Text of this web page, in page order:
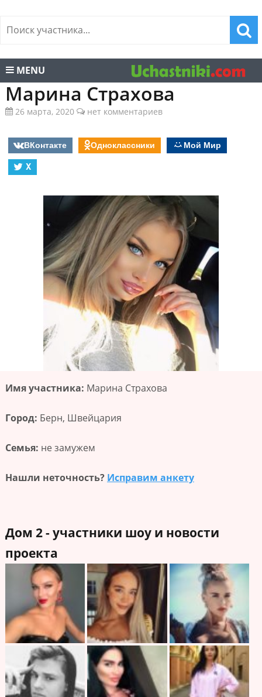
MENU
Марина Страхова
26 марта, 2020 нет комментариев
ВКонтакте Одноклассники
Мой Мир
X
Имя участника: Марина Страхова
Город: Берн, Швейцария
Семья: не замужем
Нашли неточность? Исправим анкету
Дом 2 - участники шоу и новости
проекта